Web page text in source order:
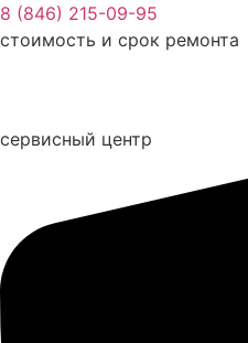
Перейти
к
8 (846) 215-09-95
стоимость и срок ремонта
сервисный центр